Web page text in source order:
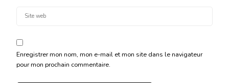
Enregistrer mon nom, mon e-mail et mon site dans le navigateur
pour mon prochain commentaire.